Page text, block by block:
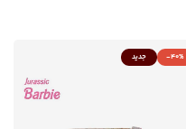
-40% جدید